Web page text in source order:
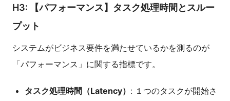
H3: 【パフォーマンス】タスク処理時間とスルー
プット
システムがビジネス要件を満たせているかを測るのが
「パフォーマンス」に関する指標です。
タスク処理時間（Latency） : １つのタスクが開始さ